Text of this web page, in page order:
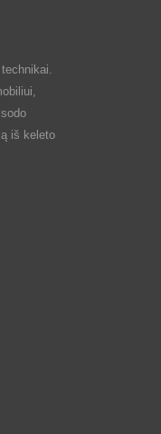
iš keleto